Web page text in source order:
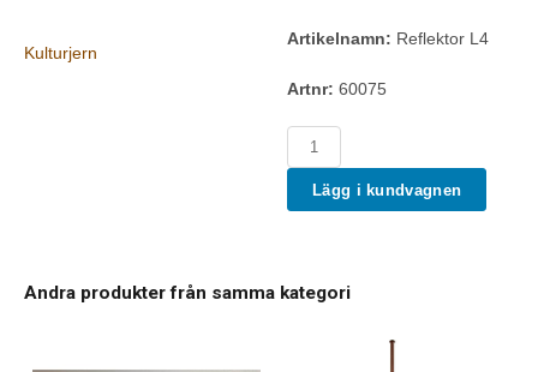
Kulturjern
Artikelnamn: Reflektor L4
Artnr: 60075
Lägg i kundvagnen
Andra produkter från samma kategori